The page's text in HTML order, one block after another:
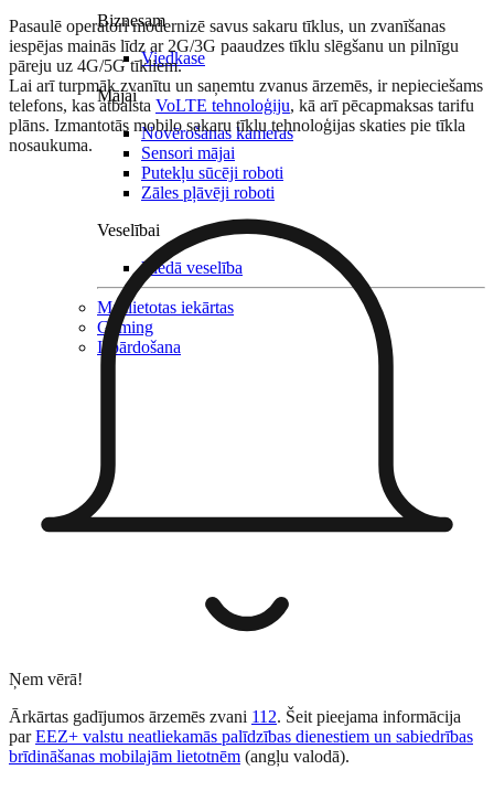
Biznesam
Viedkase
Mājai
Novērošanas kameras
Sensori mājai
Putekļu sūcēji roboti
Zāles pļāvēji roboti
Veselībai
Viedā veselība
Mazlietotas iekārtas
Gaming
Izpārdošana
Pasaulē operatori modernizē savus sakaru tīklus, un zvanīšanas
iespējas mainās līdz ar 2G/3G paaudzes tīklu slēgšanu un pilnīgu
pāreju uz 4G/5G tīkliem.
Lai arī turpmāk zvanītu un saņemtu zvanus ārzemēs, ir nepieciešams
telefons, kas atbalsta VoLTE tehnoloģiju, kā arī pēcapmaksas tarifu
plāns. Izmantotās mobilo sakaru tīklu tehnoloģijas skaties pie tīkla
nosaukuma.
Ņem vērā!
Ārkārtas gadījumos ārzemēs zvani 112. Šeit pieejama informācija
parEEZ+ valstu neatliekamās palīdzības dienestiem un sabiedrības
brīdināšanas mobilajām lietotnēm (angļu valodā).